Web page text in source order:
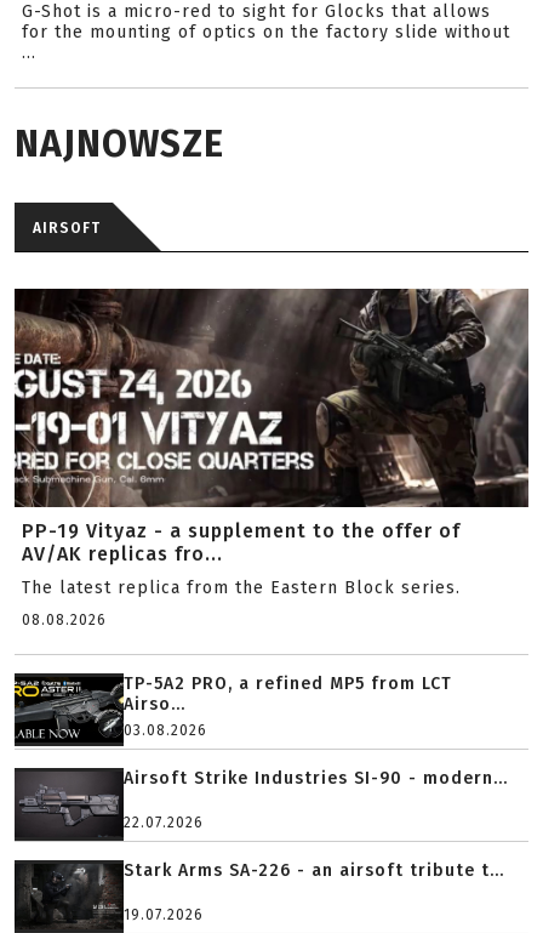
G-Shot is a micro-red to sight for Glocks that allows
for the mounting of optics on the factory slide without
...
NAJNOWSZE
AIRSOFT
PP-19 Vityaz - a supplement to the offer of
AV/AK replicas fro...
The latest replica from the Eastern Block series.
08.08.2026
TP-5A2 PRO, a refined MP5 from LCT
Airso...
03.08.2026
Airsoft Strike Industries SI-90 - modern...
22.07.2026
Stark Arms SA-226 - an airsoft tribute t...
19.07.2026